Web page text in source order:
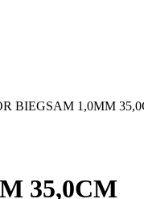
BIEGSAM 1,0MM
35,0CM